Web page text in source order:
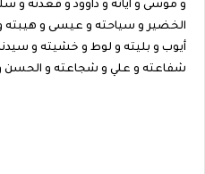
و موسى و آياته و داوود و قعدته و
الخضير و سياحته و عيسى و هيبته
أيوب و بليته و لوط و خشيته و
شفاعته و علي و شجاعته و الحسن